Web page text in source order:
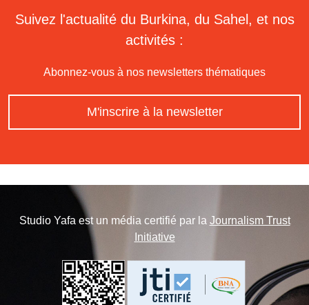
Suivez l'actualité du Burkina, du Sahel, et nos
activités :
Abonnez-vous à nos newsletters thématiques
M'inscrire à la newsletter
Studio Yafa est un média certifié par la Journalism Trust
Initiative